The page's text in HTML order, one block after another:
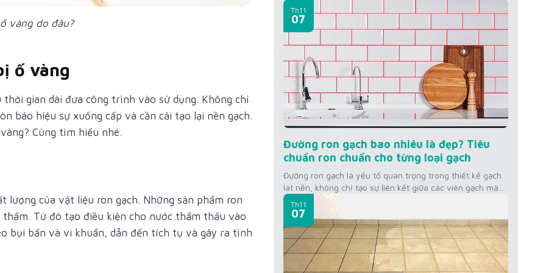
vàng do đâu?
ố vàng
gian dài đưa công trình vào sử dụng. Không chỉ
báo hiệu sự xuống cấp và cần cải tạo lại nền gạch.
Cùng tìm hiểu nhé.
lượng của vật liệu ron gạch. Những sản phẩm ron
Từ đó tạo điều kiện cho nước thẩm thấu vào
bụi bẩn và vi khuẩn, dẫn đến tích tụ và gây ra tình
xuyên tiếp xúc với độ ẩm và dễ bám bẩn. Mùi hôi từ
đường ron không chỉ làm mất vệ sinh mà còn ảnh hưởng
đến không gian sống. Để khắc...
Th11
07
Đường ron gạch bao nhiêu là đẹp? Tiêu
chuẩn ron chuẩn cho từng loại gạch
Đường ron gạch là yếu tố quan trọng trong thiết kế gạch
lát nền, không chỉ tạo sự liên kết giữa các viên gạch mà
còn ảnh hưởng đến thẩm mỹ không gian. Vậy đường ron
gạch bao nhiêu là đẹp? Hãy cùng tìm hiểu tiêu chuẩn
đường ron cho từng loại gạch mà KINGSMEN...
Th11
07